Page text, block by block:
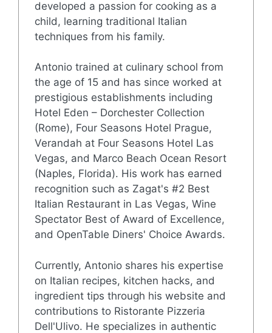
developed a passion for cooking as a
child, learning traditional Italian
techniques from his family.
Antonio trained at culinary school from
the age of 15 and has since worked at
prestigious establishments including
Hotel Eden – Dorchester Collection
(Rome), Four Seasons Hotel Prague,
Verandah at Four Seasons Hotel Las
Vegas, and Marco Beach Ocean Resort
(Naples, Florida). His work has earned
recognition such as Zagat's #2 Best
Italian Restaurant in Las Vegas, Wine
Spectator Best of Award of Excellence,
and OpenTable Diners' Choice Awards.
Currently, Antonio shares his expertise
on Italian recipes, kitchen hacks, and
ingredient tips through his website and
contributions to Ristorante Pizzeria
Dell'Ulivo. He specializes in authentic